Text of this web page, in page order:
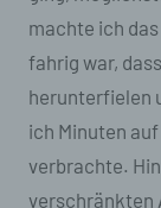
machte ich
fahrig war,
herunterfielen
ich Minuten
verbrachte.
verschränkten
f)